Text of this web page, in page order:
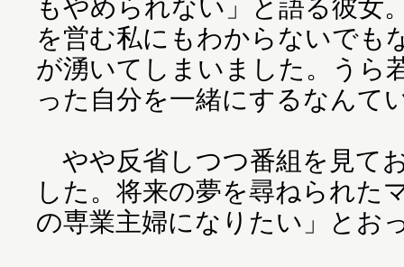
もやめられない」と語る彼女
を営む私にもわからないでも
が湧いてしまいました。うら
った自分を一緒にするなんて
やや反省しつつ番組を見て
した。将来の夢を尋ねられた
の専業主婦になりたい」とお